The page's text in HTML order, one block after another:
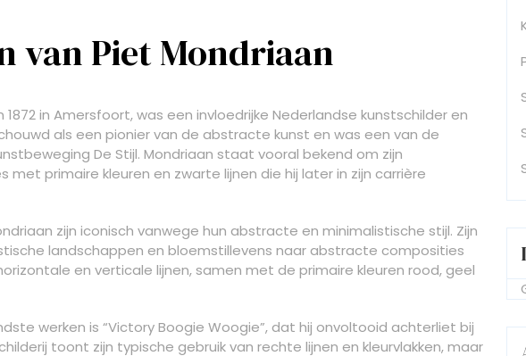
van Piet Mondriaan
in Amersfoort, was een invloedrijke Nederlandse kunstschilder en
als een pionier van de abstracte kunst en was een van de
De Stijl. Mondriaan staat vooral bekend om zijn
primaire kleuren en zwarte lijnen die hij later in zijn carrière
zijn iconisch vanwege hun abstracte en minimalistische stijl. Zijn
landschappen en bloemstillevens naar abstracte composities
en verticale lijnen, samen met de primaire kleuren rood, geel
werken is “Victory Boogie Woogie”, dat hij onvoltooid achterliet bij
toont zijn typische gebruik van rechte lijnen en kleurvlakken, maar